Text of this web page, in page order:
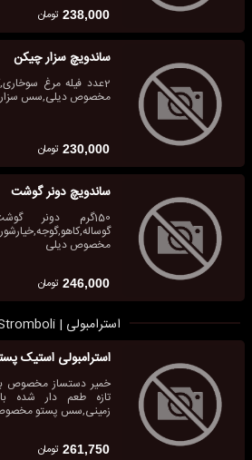
238,000 تومان
ساندویچ سزار چیکن
2عدد فیله مرغ
مخصوص دیلی,سس سزار
230,000 تومان
ساندویچ دونر گوشت
150گرم دونر
مخصوص دیلی
246,000 تومان
استرامبولی | Stromboli
استرامبولی استیک
زمینی,سس پستو مخصوص
261,750 تومان